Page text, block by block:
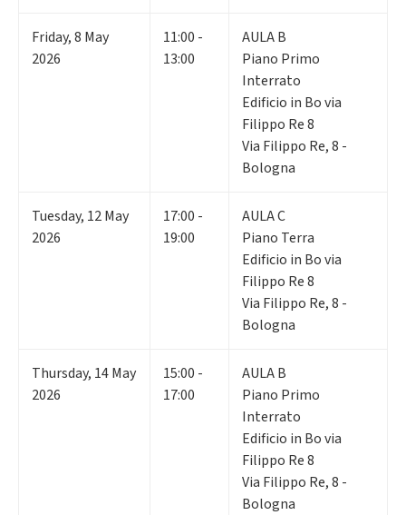
Friday,8 May
2026
11:00 -
13:00
AULA B
Piano Primo
Interrato
Edificio in Bo via
Filippo Re 8
Via Filippo Re, 8 -
Bologna
Tuesday, 12May
2026
17:00 -
19:00
AULA C
Piano Terra
Edificio in Bo via
Filippo Re 8
Via Filippo Re, 8 -
Bologna
Thursday, 14May
2026
15:00 -
17:00
AULA B
Piano Primo
Interrato
Edificio in Bo via
Filippo Re 8
Via Filippo Re, 8 -
Bologna